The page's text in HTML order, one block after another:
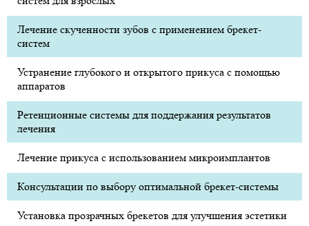
Лечение скученности зубов с применением брекет-
систем
Устранение глубокого и открытого прикуса с помощью
аппаратов
Ретенционные системы для поддержания результатов
лечения
Лечение прикуса с использованием микроимплантов
Консультации по выбору оптимальной брекет-системы
Установка прозрачных брекетов для улучшения эстетики